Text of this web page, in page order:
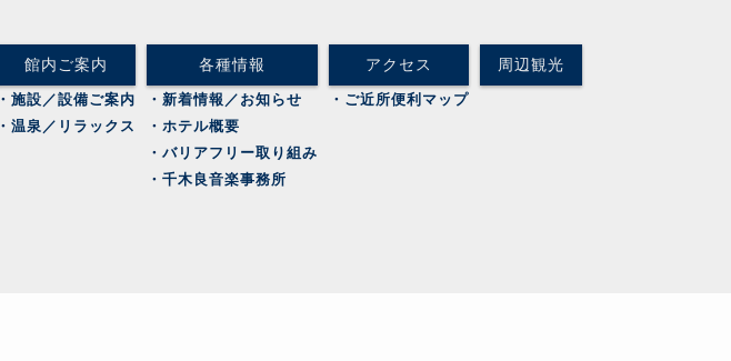
館内ご案内
・施設／設備ご案内
・温泉／リラックス
各種情報
・新着情報／お知らせ
・ホテル概要
・バリアフリー取り組み
・千木良音楽事務所
アクセス
・ご近所便利マップ
周辺観光